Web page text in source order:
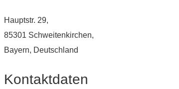
Hauptstr. 29,
85301 Schweitenkirchen,
Bayern, Deutschland
Kontaktdaten